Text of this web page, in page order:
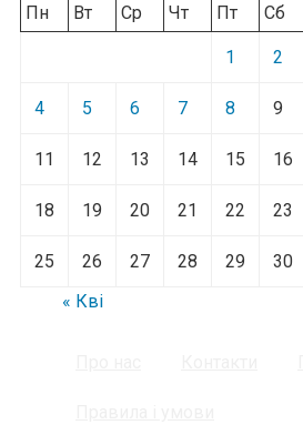
Пн
Вт Ср Чт Пт Сб
1 2
4 5 6 7 8 9
11 12 13 14 15 16
18 19 20 21 22 23
25 26 27 28 29 30
« Кві